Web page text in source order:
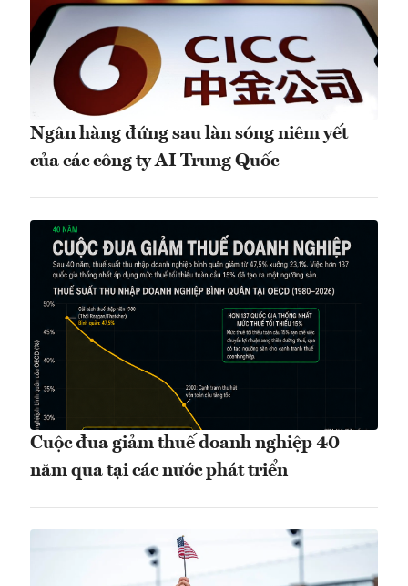
Ngân hàng đứng sau làn sóng niêm yết
của các công ty AI Trung Quốc
Cuộc đua giảm thuế doanh nghiệp 40
năm qua tại các nước phát triển